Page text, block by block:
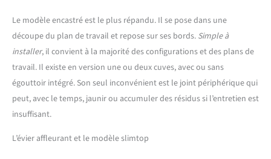
Le modèle encastré est le plus répandu. Il se pose dans une
découpe du plan de travail et repose sur ses bords. Simple à
installer, il convient à la majorité des configurations et des plans de
travail. Il existe en version une ou deux cuves, avec ou sans
égouttoir intégré. Son seul inconvénient est le joint périphérique qui
peut, avec le temps, jaunir ou accumuler des résidus si l’entretien est
insuffisant.
L’évier affleurant et le modèle slimtop